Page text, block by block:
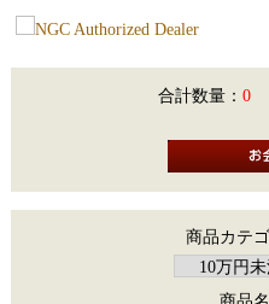
合計数量： 0
商品カテ